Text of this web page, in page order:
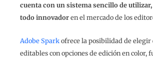
cuenta con un sistema sencillo de
todo innovadoren el mercado de los
Adobe Sparkofrece la posibilidad de
editables con opciones de edición en color,